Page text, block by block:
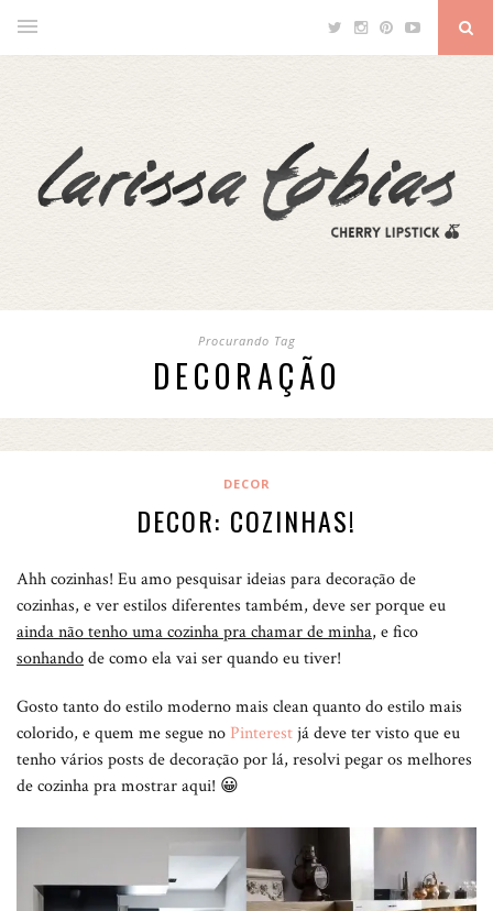
Procurando Tag
DECORAÇÃO
DECOR
DECOR: COZINHAS!
Ahh cozinhas! Eu amo pesquisar ideias para decoração de
cozinhas, e ver estilos diferentes também, deve ser porque eu
ainda não tenho uma cozinha pra chamar de minha, e fico
sonhandode como ela vai ser quando eu tiver!
Gosto tanto do estilo moderno mais clean quanto do estilo mais
colorido, e quem me segue no Pinterestjá deve ter visto que eu
tenho vários posts de decoração por lá, resolvi pegar os melhores
de cozinha pra mostrar aqui! 😀